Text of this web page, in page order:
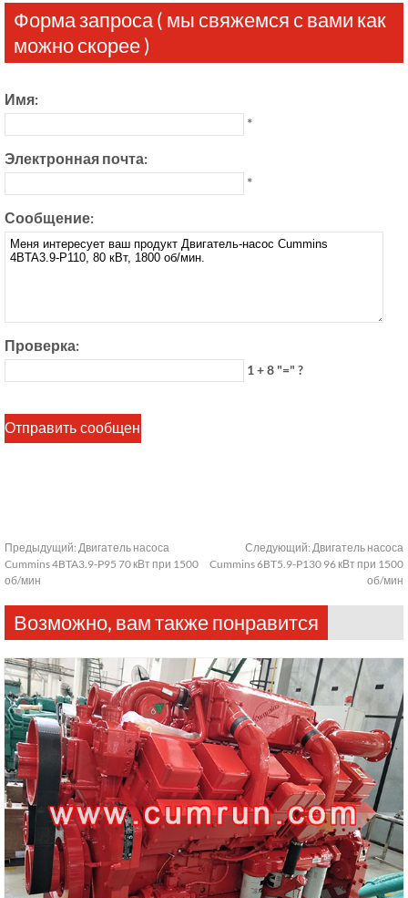
Форма запроса ( мы свяжемся с вами как
можно скорее )
Имя:
*
Электронная почта:
*
Сообщение:
Проверка:
1 + 8 "=" ?
Предыдущий: Двигатель насоса
Cummins 4BTA3.9-P95 70 кВт при 1500
об/мин
Следующий: Двигатель насоса
Cummins 6BT5.9-P130 96 кВт при 1500
об/мин
Возможно, вам также понравится